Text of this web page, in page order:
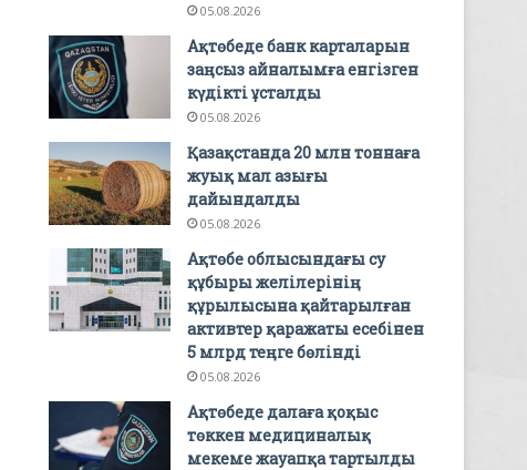
05.08.2026
Ақтөбеде банк карталарын
заңсыз айналымға енгізген
күдікті ұсталды
05.08.2026
Қазақстанда 20 млн тоннаға
жуық мал азығы
дайындалды
05.08.2026
Ақтөбе облысындағы су
құбыры желілерінің
құрылысына қайтарылған
активтер қаражаты есебінен
5 млрд теңге бөлінді
05.08.2026
Ақтөбеде далаға қоқыс
төккен медициналық
мекеме жауапқа тартылды